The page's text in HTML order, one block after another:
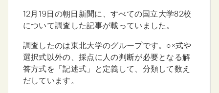
12月19日の朝日新聞に、すべての国立大学82校
について調査した記事が載っていました。
調査したのは東北大学のグループです。○×式や
選択式以外の、採点に人の判断が必要となる解
答方式を「記述式」と定義して、分類して数え
だしています。